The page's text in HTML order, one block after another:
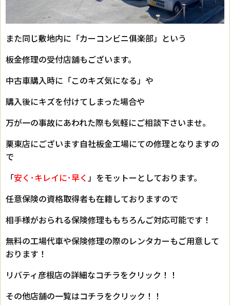
また同じ敷地内に「カーコンビニ俱楽部」という
板金修理の受付店舗もございます。
中古車購入時に「このキズ気になる」や
購入後にキズを付けてしまった場合や
万が一の事故にあわれた際も気軽にご相談下さいませ。
栗東店にございます自社板金工場にての修理となりますの
で
「安く･キレイに･早く 」をモットーとしております。
任意保険の資格取得者も在籍しておりますので
相手様がおられる保険修理ももちろんご対応可能です！
無料の工場代車や保険修理の際のレンタカーもご用意して
おります！
リバティ彦根店の詳細なコチラをクリック！！
その他店舗の一覧はコチラをクリック！！